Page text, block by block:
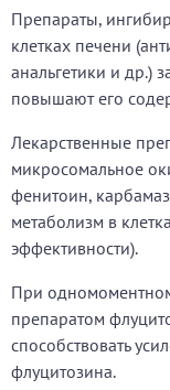
Препараты,
клетках печени
анальгетики и др.)
повышают его
Лекарственные
микросомальное
фенитоин,
метаболизм в
эффективности).
При
препаратом
способствовать
флуцитозина.